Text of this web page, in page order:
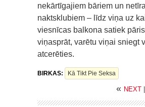
nekārtīgajiem bāriem un
naktsklubiem – līdz viņa uz
viesnīcas balkona satiek
viņasprāt, varētu viņai sniegt
atcerēties.
BIRKAS: Kā Tikt Pie Seksa
« NEXT